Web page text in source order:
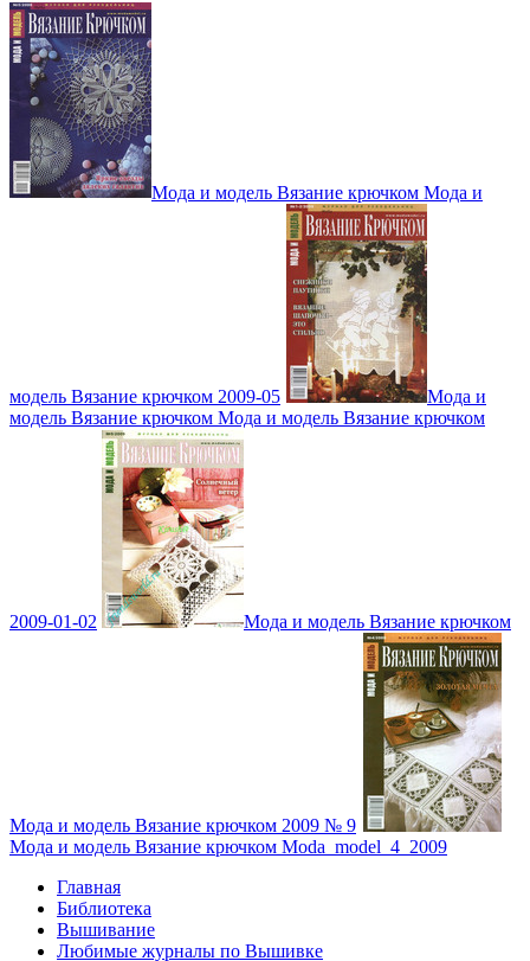
Мода и модель Вязание крючком Мода и
модель Вязание крючком 2009-05
Мода и
модель Вязание крючком Мода и модель Вязание крючком
2009-01-02 Мода и модель Вязание крючком
Мода и модель Вязание крючком 2009 № 9
Мода и модель Вязание крючком Moda_model_4_2009
Главная
Библиотека
Вышивание
Любимые журналы по Вышивке